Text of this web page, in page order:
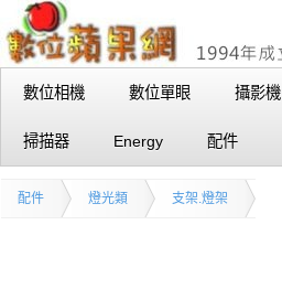
數位相機 數位單眼 攝影機
掃描器 Energy 配件
配件 燈光類 支架.燈架